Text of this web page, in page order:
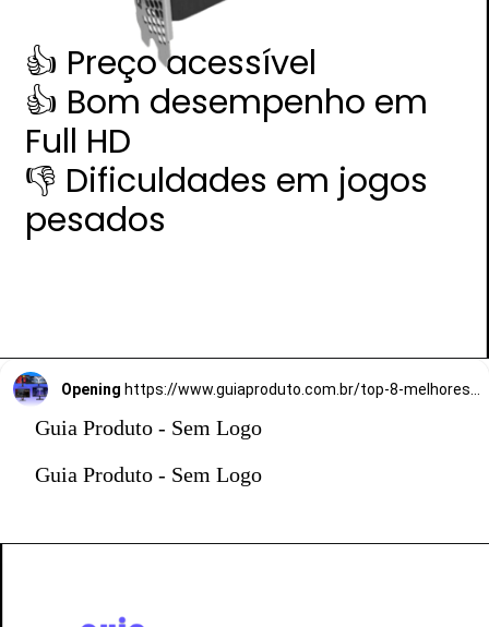
👍 Preço acessível
👍 Bom desempenho em
Full HD
👎 Dificuldades em jogos
pesados
Opening
Guia Produto - Sem Logo
Guia Produto - Sem Logo